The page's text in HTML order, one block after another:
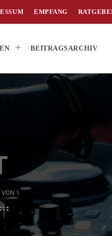
EMPFANG
BEITRAGSARCHIV
1